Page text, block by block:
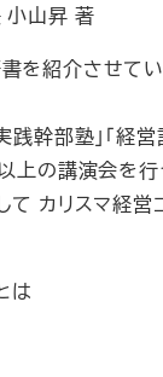
小山昇 著
を紹介させて
践幹部塾」「経
上の講演会を行
て カリスマ経営
は